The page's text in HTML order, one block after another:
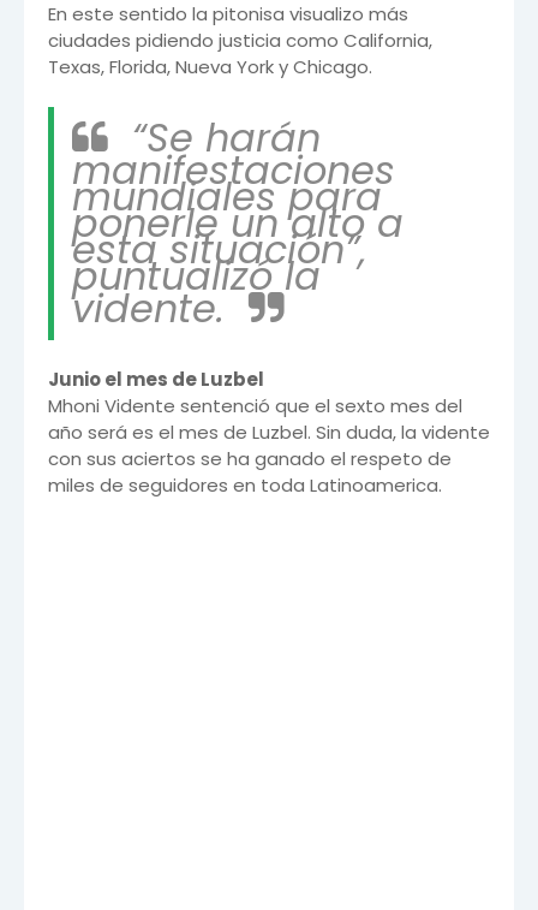
En este sentido la pitonisa visualizo más
ciudades pidiendo justicia como California,
Texas, Florida, Nueva York y Chicago.
“Se harán
manifestaciones
mundiales para
ponerle un alto a
esta situación”,
puntualizó la
vidente.
Junio el mes de Luzbel
Mhoni Vidente sentenció que el sexto mes del
año será es el mes de Luzbel. Sin duda, la vidente
con sus aciertos se ha ganado el respeto de
miles de seguidores en toda Latinoamerica.